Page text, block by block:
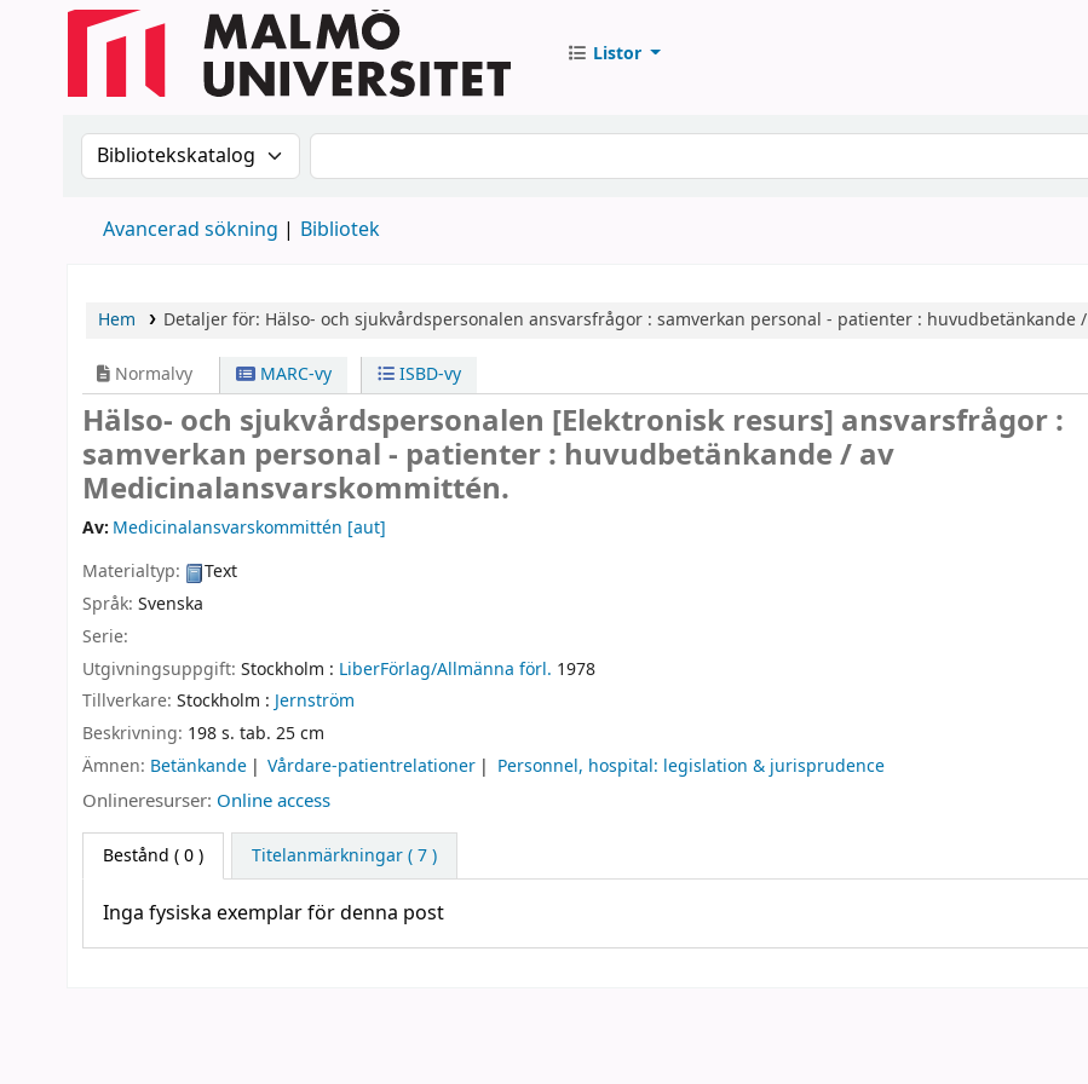
Listor
Sök i katalogen efter:Sök i katalogen
Avancerad sökning Bibliotek
Hem Detaljer för: Hälso- och sjukvårdspersonalen ansvarsfrågor : samverkan personal - patienter : huvudbetänkande /
Normalvy MARC-vy ISBD-vy
Hälso- och sjukvårdspersonalen [Elektronisk resurs] ansvarsfrågor :
samverkan personal - patienter : huvudbetänkande /av
Medicinalansvarskommittén.
Av: Medicinalansvarskommittén [aut]
Materialtyp:
Text
Språk: Svenska
Serie:
Utgivningsuppgift: Stockholm : LiberFörlag/Allmänna förl. 1978
Tillverkare: Stockholm : Jernström
Beskrivning: 198 s. tab. 25 cm
Ämnen: Betänkande Vårdare-patientrelationer Personnel, hospital: legislation & jurisprudence
Onlineresurser: Online access
Bestånd ( 0 ) Titelanmärkningar ( 7 )
Inga fysiska exemplar för denna post